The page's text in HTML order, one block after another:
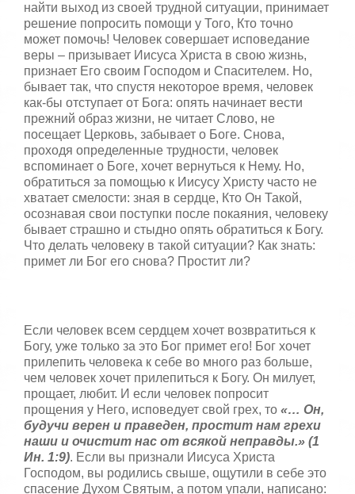
найти выход из своей трудной ситуации, принимает
решение попросить помощи у Того, Кто точно
может помочь! Человек совершает исповедание
веры – призывает Иисуса Христа в свою жизнь,
признает Его своим Господом и Спасителем. Но,
бывает так, что спустя некоторое время, человек
как-бы отступает от Бога: опять начинает вести
прежний образ жизни, не читает Слово, не
посещает Церковь, забывает о Боге. Снова,
проходя определенные трудности, человек
вспоминает о Боге, хочет вернуться к Нему. Но,
обратиться за помощью к Иисусу Христу часто не
хватает смелости: зная в сердце, Кто Он Такой,
осознавая свои поступки после покаяния, человеку
бывает страшно и стыдно опять обратиться к Богу.
Что делать человеку в такой ситуации? Как знать:
примет ли Бог его снова? Простит ли?
Если человек всем сердцем хочет возвратиться к
Богу, уже только за это Бог примет его! Бог хочет
прилепить человека к себе во много раз больше,
чем человек хочет прилепиться к Богу. Он милует,
прощает, любит. И если человек попросит
прощения у Него, исповедует свой грех, то «… Он,
будучи верен и праведен, простит нам грехи
наши и очистит нас от всякой неправды.» (1
Ин. 1:9). Если вы признали Иисуса Христа
Господом, вы родились свыше, ощутили в себе это
спасение Духом Святым, а потом упали, написано: